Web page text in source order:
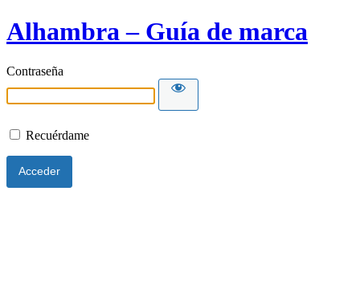
Alhambra – Guía de marca
Contraseña
Recuérdame